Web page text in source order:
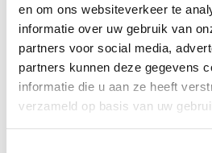
en om ons websiteverkeer te
informatie over uw gebruik van
partners voor social media,
partners kunnen deze gegevens
informatie die u aan ze heeft
verzameld op basis van uw
Avantages et inconvénients